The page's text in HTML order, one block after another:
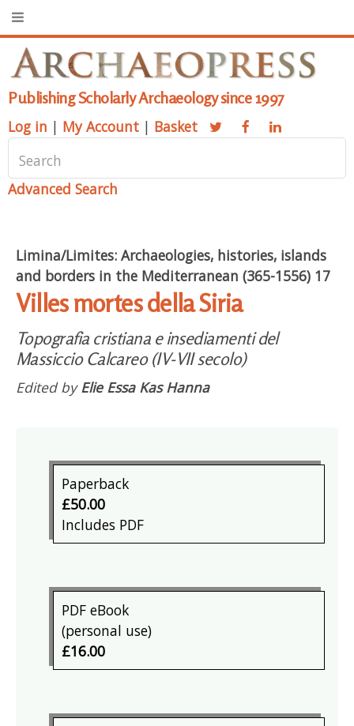
Publishing Scholarly Archaeology since 1997
Log in | My Account | Basket
Advanced Search
Limina/Limites: Archaeologies, histories, islands
and borders in the Mediterranean (365-1556) 17
Villes mortes della Siria
Topografia cristiana e insediamenti del
Massiccio Calcareo (IV-VII secolo)
Edited byElie Essa Kas Hanna
Paperback
£50.00
Includes PDF
PDF eBook
(personal use)
£16.00